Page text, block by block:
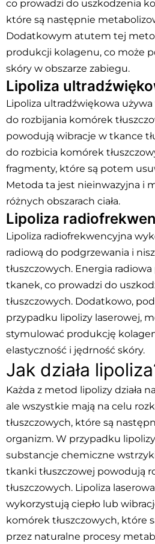
co prowadzi do uszkodzenia
które są następnie
Dodatkowym atutem tej
produkcji kolagenu, co może
skóry w obszarze zabiegu.
Lipoliza
Lipoliza ultradźwiękowa
do rozbijania komórek
powodują wibracje w tkance
do rozbicia komórek
fragmenty, które są potem
Metoda ta jest nieinwazyjna i
różnych obszarach ciała.
Lipoliza
Lipoliza radiofrekwencyjna
radiową do podgrzewania i
tłuszczowych. Energia
tkanek, co prowadzi do
tłuszczowych. Dodatkowo,
przypadku lipolizy laserowej,
stymulować produkcję
elastyczność i jędrność skóry.
Jak działa
Każda z metod lipolizy działa
ale wszystkie mają na celu
tłuszczowych, które są
organizm. W przypadku
substancje chemiczne
tkanki tłuszczowej powodują
tłuszczowych. Lipoliza
wykorzystują ciepło lub
komórek tłuszczowych, które
przez naturalne procesy